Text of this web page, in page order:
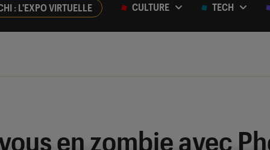
: L'EXPO VIRTUELLE CULTURE TECH
en zombie avec